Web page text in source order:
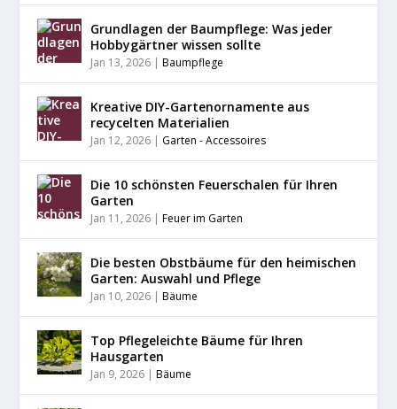
Grundlagen der Baumpflege: Was jeder
Hobbygärtner wissen sollte
Jan 13, 2026 |Baumpflege
Kreative DIY-Gartenornamente aus
recycelten Materialien
Jan 12, 2026 | Garten - Accessoires
Die 10 schönsten Feuerschalen für Ihren
Garten
Jan 11, 2026 |Feuer im Garten
Die besten Obstbäume für den heimischen
Garten: Auswahl und Pflege
Jan 10, 2026 |Bäume
Top Pflegeleichte Bäume für Ihren
Hausgarten
Jan 9, 2026 |Bäume